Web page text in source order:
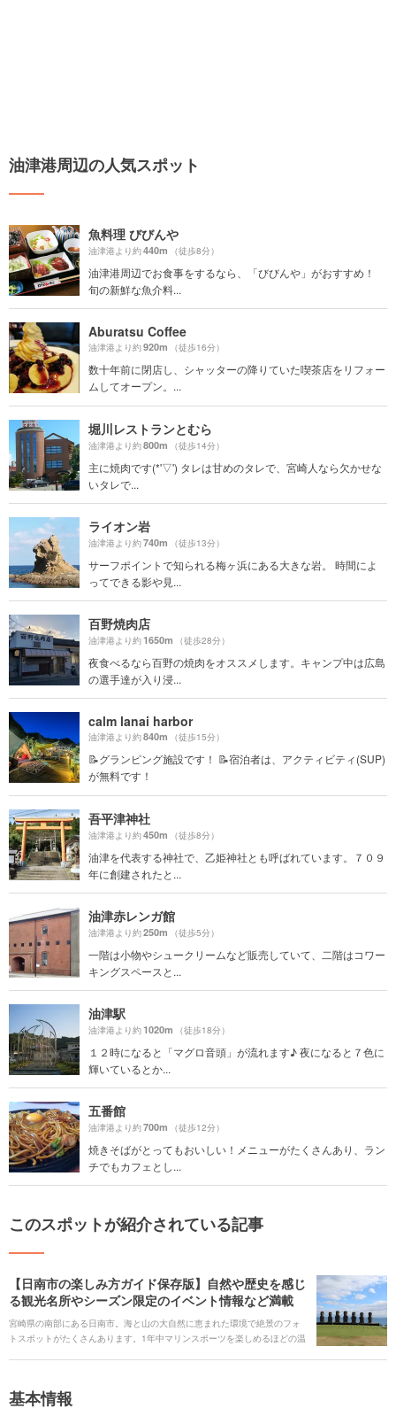
油津港周辺の人気スポット
魚料理 びびんや
油津港より約440m （徒歩8分）
油津港周辺でお食事をするなら、「びびんや」がおすすめ！
旬の新鮮な魚介料...
Aburatsu Coffee
油津港より約920m （徒歩16分）
数十年前に閉店し、シャッターの降りていた喫茶店をリフォー
ムしてオープン。...
堀川レストランとむら
油津港より約800m （徒歩14分）
主に焼肉です(*'▽') タレは甘めのタレで、宮崎人なら欠かせな
いタレで...
ライオン岩
油津港より約740m （徒歩13分）
サーフポイントで知られる梅ヶ浜にある大きな岩。 時間によ
ってできる影や見...
百野焼肉店
油津港より約1650m （徒歩28分）
夜食べるなら百野の焼肉をオススメします。キャンプ中は広島
の選手達が入り浸...
calm lanai harbor
油津港より約840m （徒歩15分）
📝グランピング施設です！ 📝宿泊者は、アクティビティ(SUP)
が無料です！
吾平津神社
油津港より約450m （徒歩8分）
油津を代表する神社で、乙姫神社とも呼ばれています。７０９
年に創建されたと...
油津赤レンガ館
油津港より約250m （徒歩5分）
一階は小物やシュークリームなど販売していて、二階はコワー
キングスペースと...
油津駅
油津港より約1020m （徒歩18分）
１２時になると「マグロ音頭」が流れます♪ 夜になると７色に
輝いているとか...
五番館
油津港より約700m （徒歩12分）
焼きそばがとってもおいしい！メニューがたくさんあり、ラン
チでもカフェとし...
このスポットが紹介されている記事
【日南市の楽しみ方ガイド保存版】自然や歴史を感じ
る観光名所やシーズン限定のイベント情報など満載
宮崎県の南部にある日南市。海と山の大自然に恵まれた環境で絶景のフォ
トスポットがたくさんあります。1年中マリンスポーツを楽しめるほどの温
基本情報